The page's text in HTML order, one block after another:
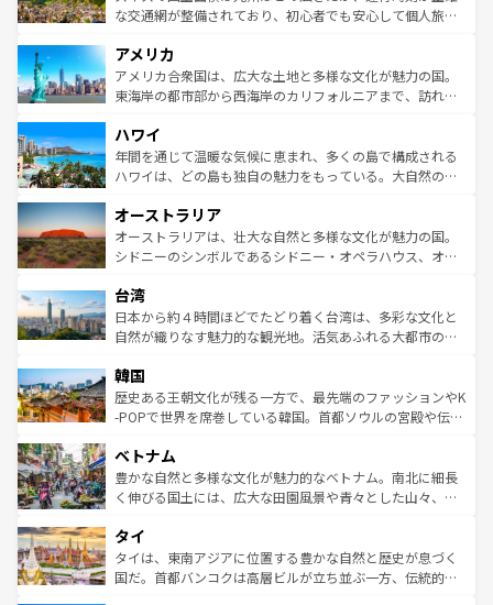
を参照してほしい。
戦など、本場だからこそできる体験も豊富。イギリスを旅
ンツ一覧を参照してほしい。
な交通網が整備されており、初心者でも安心して個人旅行
の建物がそのまま残る町や、スイスならではのユニークな
博物館もあり、アルプス観光だけでなく町歩きも満喫する
ことができる。国民の所得が高いため物価も高いが、旅行
ば市内交通費無料で観光を楽しむこともできる。 なお、新
着のスイス情報はコンテンツ一覧 を参照してほしい。
アメリカ
アメリカ合衆国は、広大な土地と多様な文化が魅力の国。
東海岸の都市部から西海岸のカリフォルニアまで、訪れる
のような巨大都市は、観光、ショッピング、エンターテイ
ンメントが詰まった刺激的なスポットだ。一方、アメリカ
西部には大自然が広がり、グランドキャニオンやイエロー
部のニューオーリンズでは、音楽と美食が融合した独特の
文化が魅力。旅行者はアメリカの各地域で異なる魅力を楽
しみながら、その多様性と豊かな歴史を感じることができ
ならではの贅沢な旅のスタイルだ。 なお、新着のアメリカ
情報はコンテンツ一覧を参照してほしい。
ハワイ
年間を通じて温暖な気候に恵まれ、多くの島で構成される
ハワイは、どの島も独自の魅力をもっている。大自然の神
ワイ島は見逃せない。また、定番の観光地といえばオアフ
島だが、静かな自然を求めるならマウイ島やカウアイ島が
おすすめ。エメラルドグリーンに輝く海をはじめ、豊かな
れるおもてなしの心で訪れる人々を迎えてくれるハワイの
人々、おいしいローカルフードやハワイアンミュージッ
ク、伝統的なフラダンスなど、すべてがハワイの魅力を彩
ワイを、存分に味わってほしい。 なお、新着のハワイ情報
はコンテンツ一覧を参照してほしい。
オーストラリア
オーストラリアは、壮大な自然と多様な文化が魅力の国。
シドニーのシンボルであるシドニー・オペラハウス、オー
リアリーフや大陸中央部にそびえるウルル（エアーズロッ
ク）、タスマニアの美しい原生林やケアンズの熱帯雨林な
ど、見どころがたくさん。また、カフェやワイン、オージ
いる。アクティビティも充実しており、サーフィンやダイ
ビング、ハイキングなど、アウトドア好きにはたまらな
い。オーストラリアの多彩な魅力を存分に味わいつくそ
参照してほしい。
台湾
日本から約４時間ほどでたどり着く台湾は、多彩な文化と
自然が織りなす魅力的な観光地。活気あふれる大都市の台
ン）、静ひつな山岳地帯である台湾東部など、都市の喧騒
と山間の静けさが共存しており、訪れる人に新しい発見と
驚きをもたらしてくれる。また、奥深い台湾の食文化も魅
容にもいいと評判のスイーツなど、バラエティ豊かな料理
が味わえる。 なお、新着の台湾情報は コンテンツ一覧を参
照してほしい。
韓国
歴史ある王朝文化が残る一方で、最先端のファッションやK
-POPで世界を席巻している韓国。首都ソウルの宮殿や伝統
き、地方に足を延ばせば四季折々の自然美を楽しむことが
できる。そして、キムチや焼肉、絶品のストリートフード
まで、さまざまな韓国料理が待っている。夜には、韓国な
リティに包まれながら、韓国の多彩な魅力を心ゆくまで味
わってみてほしい。 なお、新着の韓国情報はコンテンツ一
覧を参照してほしい。
ベトナム
豊かな自然と多様な文化が魅力的なベトナム。南北に細長
く伸びる国土には、広大な田園風景や青々とした山々、世
急速な発展と共に伝統が息づく。ハノイの古い町並みやホ
ーチミン市のフランス統治時代の建物も、独特の雰囲気を
醸し出している。また、バラエティの豊かさとおいしさで
タイ
タイは、東南アジアに位置する豊かな自然と歴史が息づく
国だ。首都バンコクは高層ビルが立ち並ぶ一方、伝統的な